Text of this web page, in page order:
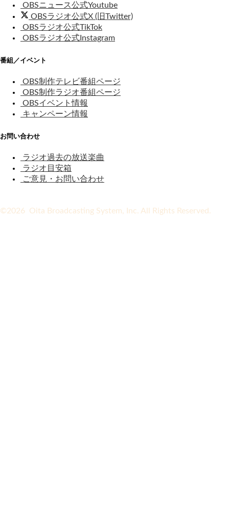
OBSニュース公式Youtube
OBSラジオ公式X (旧Twitter)
OBSラジオ公式TikTok
OBSラジオ公式Instagram
番組／イベント
OBS制作テレビ番組ページ
OBS制作ラジオ番組ページ
OBSイベント情報
キャンペーン情報
お問い合わせ
ラジオ過去の放送楽曲
ラジオ目安箱
ご意見・お問い合わせ
©2026 Oita Broadcasting System, Inc. All Rights Reserved.